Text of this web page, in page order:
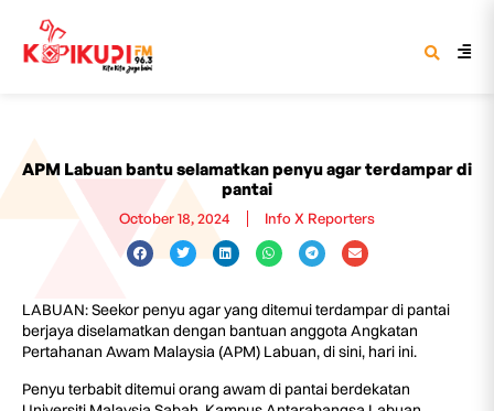
APM Labuan bantu selamatkan penyu agar terdampar di
pantai
October 18, 2024 Info X Reporters
LABUAN: Seekor penyu agar yang ditemui terdampar di pantai
berjaya diselamatkan dengan bantuan anggota Angkatan
Pertahanan Awam Malaysia (APM) Labuan, di sini, hari ini.
Penyu terbabit ditemui orang awam di pantai berdekatan